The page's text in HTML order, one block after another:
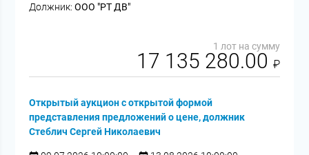
Должник:ООО "РТ ДВ"
1 лот на сумму
17 135 280.00 ₽
Открытый аукцион с открытой формой
представления предложений о цене, должник
Стеблич Сергей Николаевич